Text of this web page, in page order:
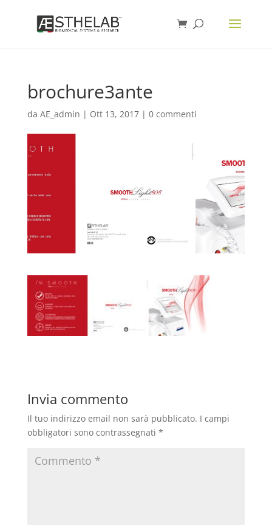
brochure3ante
da AE_admin | Ott 13, 2017| 0 commenti
Invia commento
Il tuo indirizzo email non sarà pubblicato. I campi
obbligatori sono contrassegnati *